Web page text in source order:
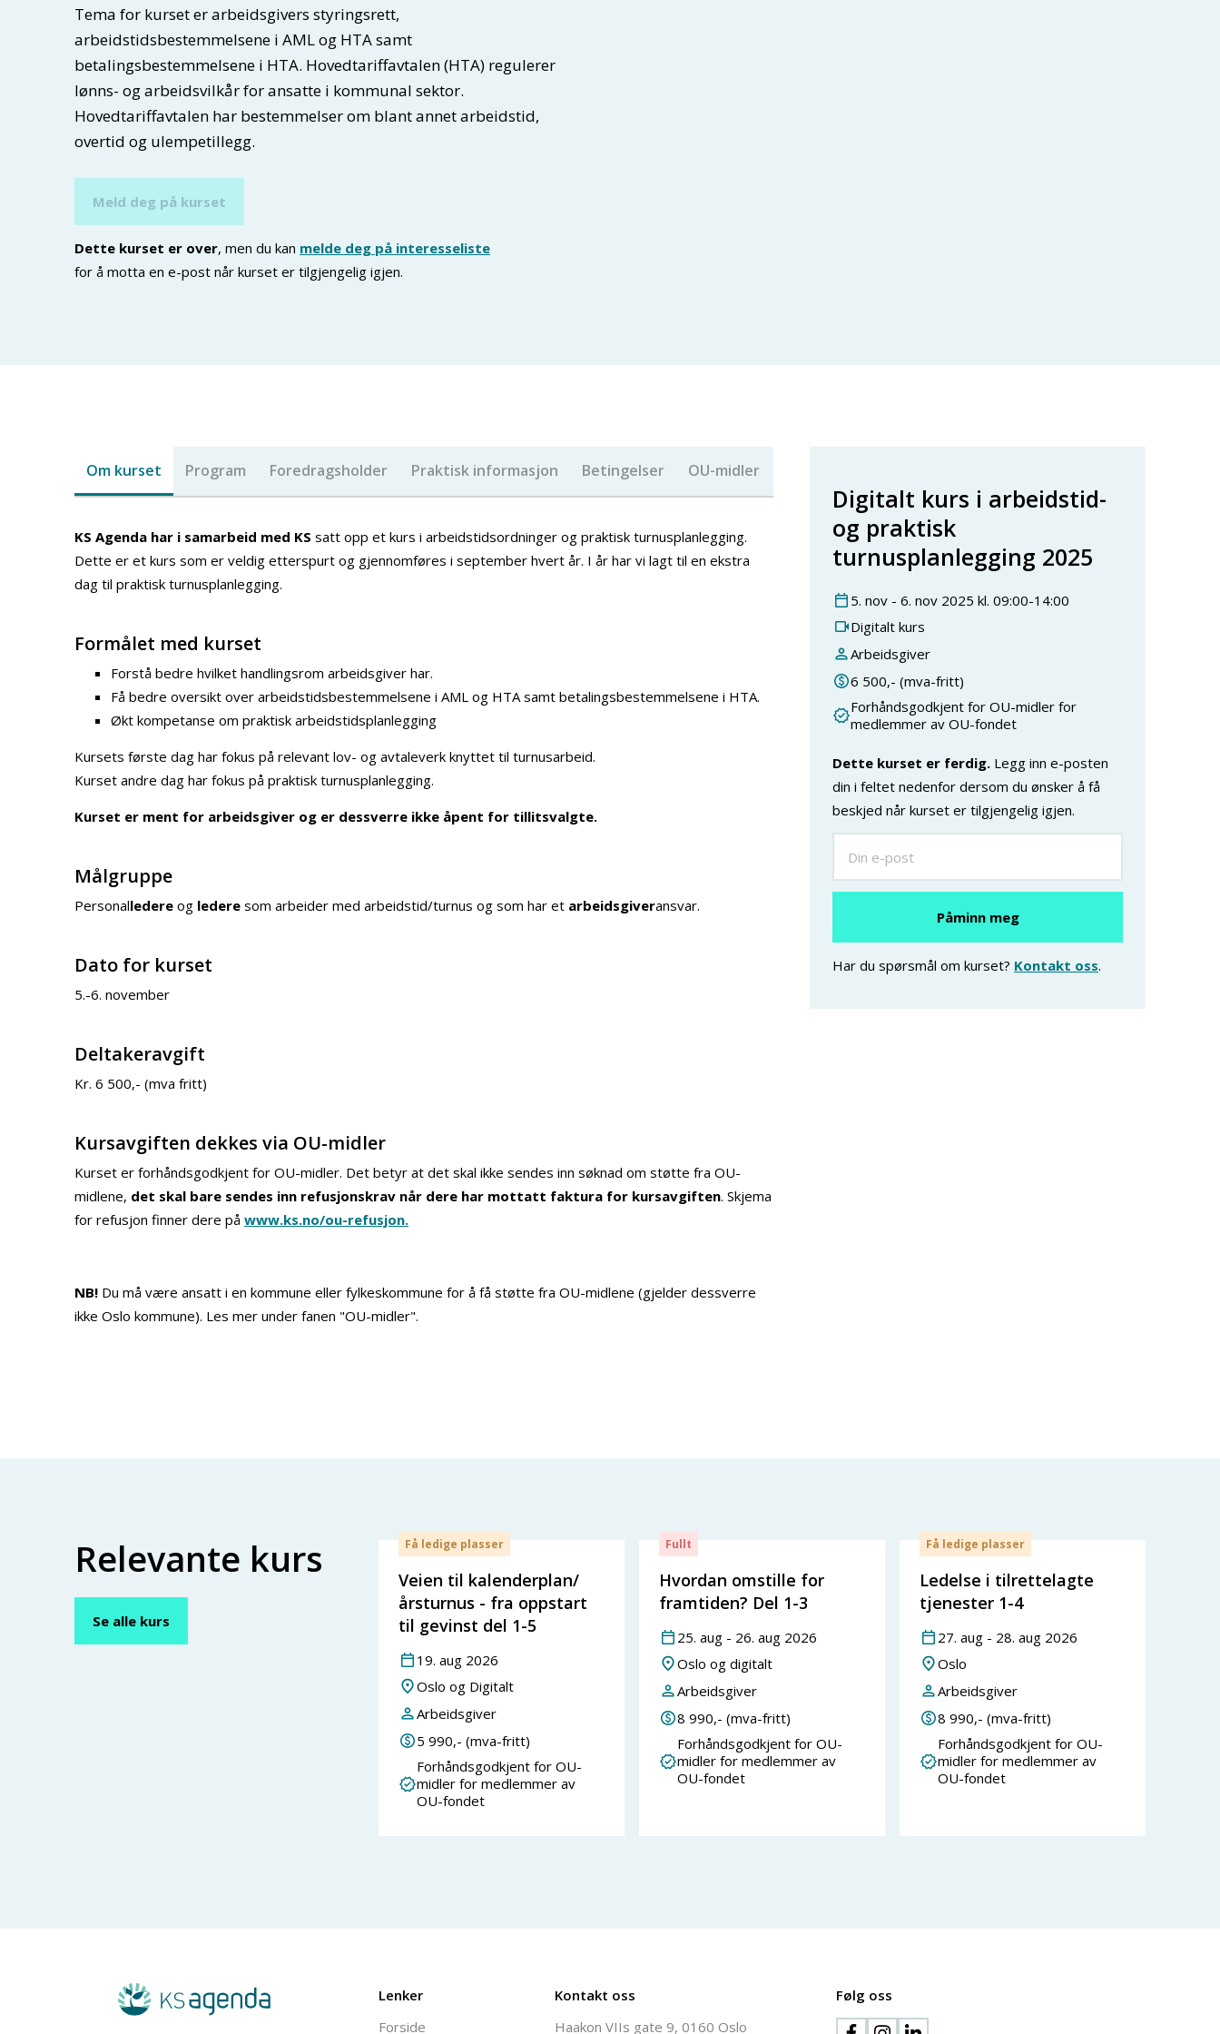
Tema for kurset er arbeidsgivers styringsrett,
arbeidstidsbestemmelsene i AML og HTA samt
betalingsbestemmelsene i HTA. Hovedtariffavtalen (HTA) regulerer
lønns- og arbeidsvilkår for ansatte i kommunal sektor.
Hovedtariffavtalen har bestemmelser om blant annet arbeidstid,
overtid og ulempetillegg.
Meld deg på kurset
Dette kurset er over, men du kan melde deg på interesseliste
for å motta en e-post når kurset er tilgjengelig igjen.
Om kurset Program Foredragsholder Praktisk informasjon Betingelser OU-midler
KS Agenda har i samarbeid med KS satt opp et kurs i arbeidstidsordninger og praktisk turnusplanlegging.
Dette er et kurs som er veldig etterspurt og gjennomføres i september hvert år. I år har vi lagt til en ekstra
dag til praktisk turnusplanlegging.
Formålet med kurset
Forstå bedre hvilket handlingsrom arbeidsgiver har.
Få bedre oversikt over arbeidstidsbestemmelsene i AML og HTA samt betalingsbestemmelsene i HTA.
Økt kompetanse om praktisk arbeidstidsplanlegging
Kursets første dag har fokus på relevant lov- og avtaleverk knyttet til turnusarbeid.
Kurset andre dag har fokus på praktisk turnusplanlegging.
Kurset er ment for arbeidsgiver og er dessverre ikke åpent for tillitsvalgte.
Målgruppe
Personalledere og ledere som arbeider med arbeidstid/turnus og som har et arbeidsgiveransvar.
Dato for kurset
5.-6. november
Deltakeravgift
Kr. 6 500,- (mva fritt)
Kursavgiften dekkes via OU-midler
Kurset er forhåndsgodkjent for OU-midler. Det betyr at det skal ikke sendes inn søknad om støtte fra OU-
midlene, det skal bare sendes inn refusjonskrav når dere har mottatt faktura for kursavgiften. Skjema
for refusjon finner dere på www.ks.no/ou-refusjon.
NB! Du må være ansatt i en kommune eller fylkeskommune for å få støtte fra OU-midlene (gjelder dessverre
ikke Oslo kommune). Les mer under fanen "OU-midler".
Digitalt kurs i arbeidstid-
og praktisk
turnusplanlegging 2025
5. nov - 6. nov 2025 kl. 09:00-14:00
Digitalt kurs
Arbeidsgiver
6 500,- (mva-fritt)
Forhåndsgodkjent for OU-midler for
medlemmer av OU-fondet
Dette kurset er ferdig. Legg inn e-posten
din i feltet nedenfor dersom du ønsker å få
beskjed når kurset er tilgjengelig igjen.
Har du spørsmål om kurset? Kontakt oss.
Relevante kurs
Se alle kurs
Få ledige plasser
Veien til kalenderplan/
årsturnus - fra oppstart
til gevinst del 1-5
19. aug 2026
Oslo og Digitalt
Arbeidsgiver
5 990,- (mva-fritt)
Forhåndsgodkjent for OU-
midler for medlemmer av
OU-fondet
Fullt
Hvordan omstille for
framtiden? Del 1-3
25. aug - 26. aug 2026
Oslo og digitalt
Arbeidsgiver
8 990,- (mva-fritt)
Forhåndsgodkjent for OU-
midler for medlemmer av
OU-fondet
Få ledige plasser
Ledelse i tilrettelagte
tjenester 1-4
27. aug - 28. aug 2026
Oslo
Arbeidsgiver
8 990,- (mva-fritt)
Forhåndsgodkjent for OU-
midler for medlemmer av
OU-fondet
Lenker
Forside
Kontakt oss
Haakon VIIs gate 9, 0160 Oslo
Følg oss